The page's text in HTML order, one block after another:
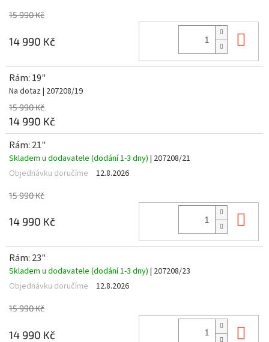
15 990 Kč
14 990 Kč
Rám: 19"
Na dotaz| 207208/19
15 990 Kč
14 990 Kč
Rám: 21"
Skladem u dodavatele (dodání 1-3 dny) | 207208/21
Objednávku doručíme
12.8.2026
15 990 Kč
14 990 Kč
Rám: 23"
Skladem u dodavatele (dodání 1-3 dny) | 207208/23
Objednávku doručíme
12.8.2026
15 990 Kč
14 990 Kč